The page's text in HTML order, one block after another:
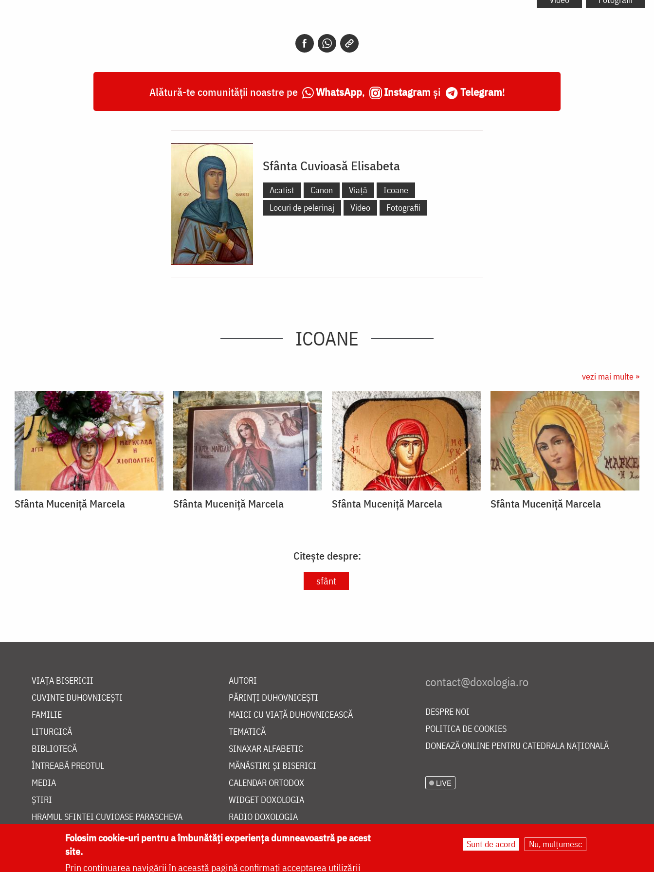
Alătură-te comunității noastre pe WhatsApp, Instagram și Telegram!
Sfânta Cuvioasă Elisabeta
Acatist Canon Viață
Icoane
Locuri de pelerinaj
Video Fotografii
ICOANE
vezi mai multe »
Sfânta Muceniță Marcela Sfânta Muceniță Marcela Sfânta Muceniță Marcela Sfânta Muceniță Marcela
Citește despre:
sfânt
VIAȚA BISERICII
CUVINTE DUHOVNICEȘTI
FAMILIE
LITURGICĂ
BIBLIOTECĂ
ÎNTREABĂ PREOTUL
MEDIA
ȘTIRI
HRAMUL SFINTEI CUVIOASE PARASCHEVA
AUTORI
PĂRINȚI DUHOVNICEȘTI
MAICI CU VIAȚĂ DUHOVNICEASCĂ
TEMATICĂ
SINAXAR ALFABETIC
MĂNĂSTIRI ȘI BISERICI
CALENDAR ORTODOX
WIDGET DOXOLOGIA
RADIO DOXOLOGIA
DESPRE NOI
POLITICA DE COOKIES
DONEAZĂ ONLINE PENTRU CATEDRALA NAȚIONALĂ
LIVE
Folosim cookie-uri pentru a îmbunătăți experiența dumneavoastră pe acest
site.
Prin continuarea navigării în această pagină confirmați acceptarea utilizării
Sunt de acord Nu, mulțumesc